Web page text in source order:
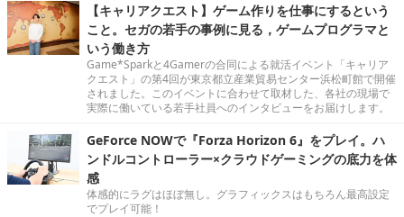
【キャリアクエスト】ゲーム作りを仕事にするという
こと。セガの若手の事例に見る，ゲームプログラマと
いう働き方
Game*Sparkと4Gamerの合同による就活イベント「キャリア
クエスト」の第4回が東京都立産業貿易センター浜松町館で開催
されました。このイベントに合わせて取材した、各社の現場で
実際に働いている若手社員へのインタビューをお届けします。
GeForce NOWで『Forza Horizon 6』をプレイ。ハ
ンドルコントローラー×クラウドゲーミングの底力を体
感
体感的にラグはほぼ無し。グラフィックスはもちろん最高設定
でプレイ可能！